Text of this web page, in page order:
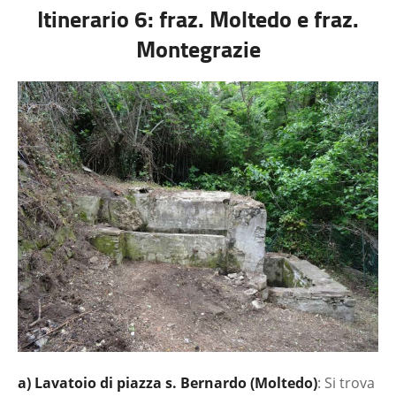
Itinerario 6: fraz. Moltedo e fraz.
Montegrazie
a) Lavatoio di piazza s. Bernardo (Moltedo): Si trova